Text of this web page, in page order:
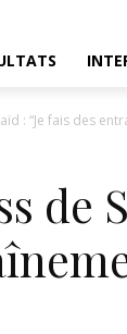
: “Je fais des
de